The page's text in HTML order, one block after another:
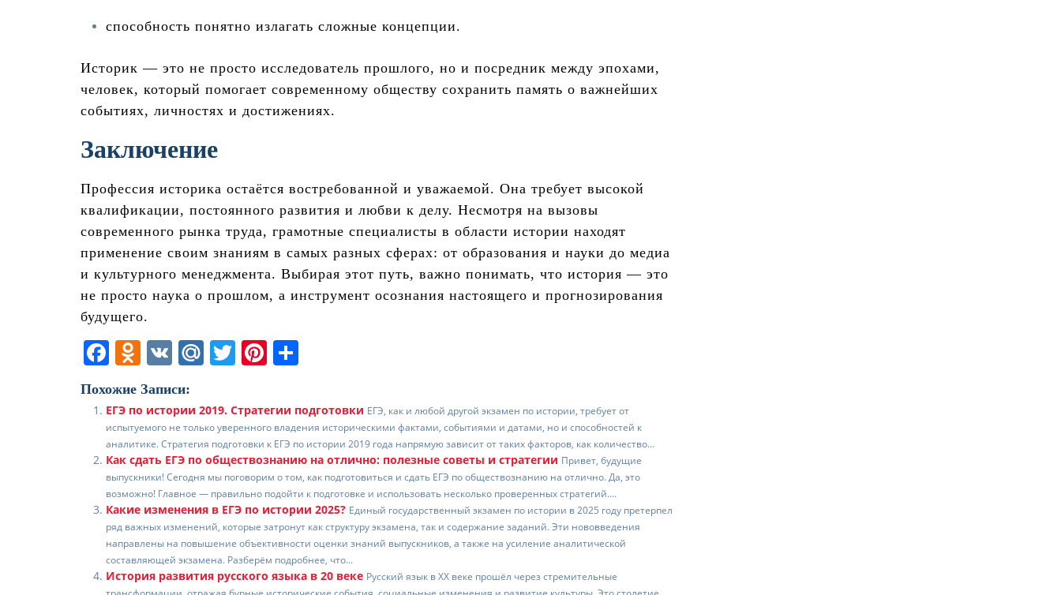
способность понятно излагать сложные концепции.
Историк — это не просто исследователь прошлого, но и посредник между эпохами,
человек, который помогает современному обществу сохранить память о важнейших
событиях, личностях и достижениях.
Заключение
Профессия историка остаётся востребованной и уважаемой. Она требует высокой
квалификации, постоянного развития и любви к делу. Несмотря на вызовы
современного рынка труда, грамотные специалисты в области истории находят
применение своим знаниям в самых разных сферах: от образования и науки до медиа
и культурного менеджмента. Выбирая этот путь, важно понимать, что история — это
не просто наука о прошлом, а инструмент осознания настоящего и прогнозирования
будущего.
F
c
e
b
o
o
k
O
d
n
o
kl
a
ss
ni
ki
V M
l.
R
u
T
itt
er
Pi
er
e
st
п
р
а
в
и
т
ь
Похожие Записи:
ЕГЭ по истории 2019. Стратегии подготовки ЕГЭ, как и любой другой экзамен по истории, требует от
испытуемого не только уверенного владения историческими фактами, событиями и датами, но и способностей к
аналитике. Стратегия подготовки к ЕГЭ по истории 2019 года напрямую зависит от таких факторов, как количество...
Как сдать ЕГЭ по обществознанию на отлично: полезные советы и стратегии Привет, будущие
выпускники! Сегодня мы поговорим о том, как подготовиться и сдать ЕГЭ по обществознанию на отлично. Да, это
возможно! Главное — правильно подойти к подготовке и использовать несколько проверенных стратегий....
Какие изменения в ЕГЭ по истории 2025? Единый государственный экзамен по истории в 2025 году претерпел
ряд важных изменений, которые затронут как структуру экзамена, так и содержание заданий. Эти нововведения
направлены на повышение объективности оценки знаний выпускников, а также на усиление аналитической
составляющей экзамена. Разберём подробнее, что...
История развития русского языка в 20 веке Русский язык в XX веке прошёл через стремительные